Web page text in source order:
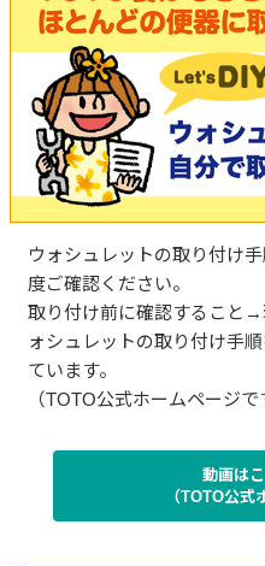
ウォシュレットの取り付け
度ご確認ください。
取り付け前に確認すること
ォシュレットの取り付け手
ています。
（TOTO公式ホームページで
動画は
（TOTO公式